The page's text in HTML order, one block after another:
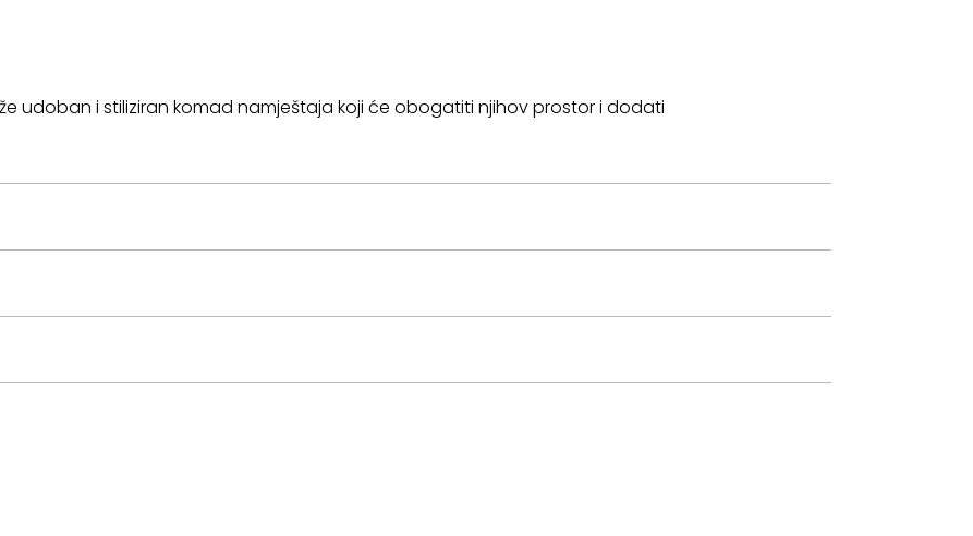
udoban i stiliziran komad namještaja koji će obogatiti njihov prostor i dodati